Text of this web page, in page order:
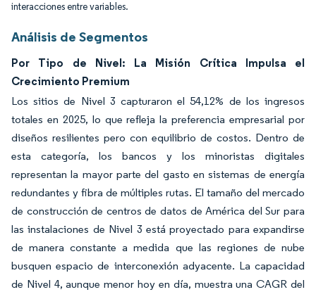
interacciones entre variables.
Análisis de Segmentos
Por Tipo de Nivel: La Misión Crítica Impulsa el
Crecimiento Premium
Los sitios de Nivel 3 capturaron el 54,12% de los ingresos
totales en 2025, lo que refleja la preferencia empresarial por
diseños resilientes pero con equilibrio de costos. Dentro de
esta categoría, los bancos y los minoristas digitales
representan la mayor parte del gasto en sistemas de energía
redundantes y fibra de múltiples rutas. El tamaño del mercado
de construcción de centros de datos de América del Sur para
las instalaciones de Nivel 3 está proyectado para expandirse
de manera constante a medida que las regiones de nube
busquen espacio de interconexión adyacente. La capacidad
de Nivel 4, aunque menor hoy en día, muestra una CAGR del